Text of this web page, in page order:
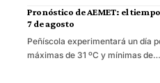
Pronóstico de AEMET: el
7 de agosto
Peñíscola experimentará un día
máximas de 31 ºC y mínimas de…